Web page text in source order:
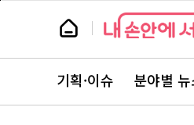
본
뉴
스
뉴
스
주
서
기획·이슈 분야별 뉴
페